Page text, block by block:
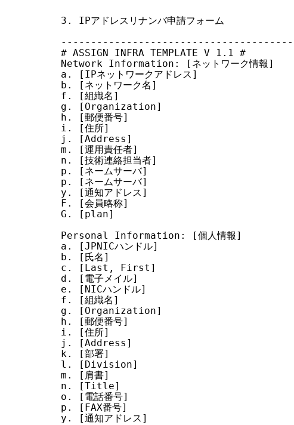
3. IPアドレスリナンバ申請フォーム
# ASSIGN INFRA TEMPLATE V 1.1 #
Network Information: [ネットワーク情報]
a. [IPネットワークアドレス]
b. [ネットワーク名]
f. [組織名]
g. [Organization]
h. [郵便番号]
i. [住所]
j. [Address]
m. [運用責任者]
n. [技術連絡担当者]
p. [ネームサーバ]
p. [ネームサーバ]
y. [通知アドレス]
F. [会員略称]
G. [plan]
Personal Information: [個人情報]
a. [JPNICハンドル]
b. [氏名]
c. [Last, First]
d. [電子メイル]
e. [NICハンドル]
f. [組織名]
g. [Organization]
h. [郵便番号]
i. [住所]
j. [Address]
k. [部署]
l. [Division]
m. [肩書]
n. [Title]
o. [電話番号]
p. [FAX番号]
y. [通知アドレス]